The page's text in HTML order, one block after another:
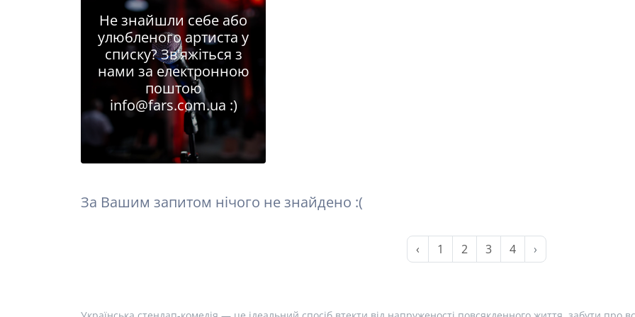
Не знайшли себе або
улюбленого артиста у
списку? Зв'яжіться з
нами за електронною
поштою
info@fars.com.ua :)
За Вашим запитом нічого не знайдено :(
‹ 1 2 3 4 ›